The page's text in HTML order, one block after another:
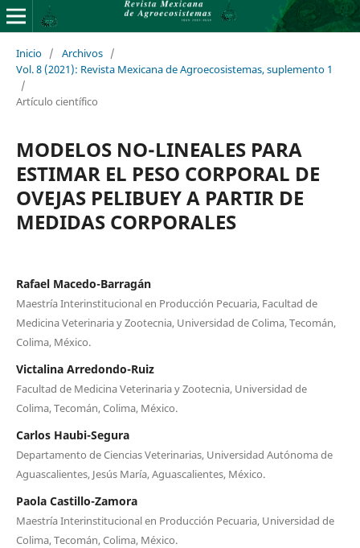
Inicio / Archivos /
Vol. 8 (2021): Revista Mexicana de Agroecosistemas, suplemento 1
/
Artículo científico
MODELOS NO-LINEALES PARA
ESTIMAR EL PESO CORPORAL DE
OVEJAS PELIBUEY A PARTIR DE
MEDIDAS CORPORALES
Rafael Macedo-Barragán
Maestría Interinstitucional en Producción Pecuaria, Facultad de
Medicina Veterinaria y Zootecnia, Universidad de Colima, Tecomán,
Colima, México.
Victalina Arredondo-Ruiz
Facultad de Medicina Veterinaria y Zootecnia, Universidad de
Colima, Tecomán, Colima, México.
Carlos Haubi-Segura
Departamento de Ciencias Veterinarias, Universidad Autónoma de
Aguascalientes, Jesús María, Aguascalientes, México.
Paola Castillo-Zamora
Maestría Interinstitucional en Producción Pecuaria, Universidad de
Colima, Tecomán, Colima, México.